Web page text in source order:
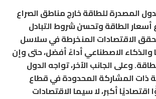
المصدرة للطاقة خارج مناطق الصراع
أسعار الطاقة وتحسن شروط التبادل
الاقتصادات المنخرطة في سلاسل
والذكاء الاصطناعي أداءً أفضل، حتى وإن
وعلى الجانب الآخر، تواجه الدول
ذات المشاركة المحدودة في قطاع
اقتصاديًا أكبر، لا سيما الاقتصادات